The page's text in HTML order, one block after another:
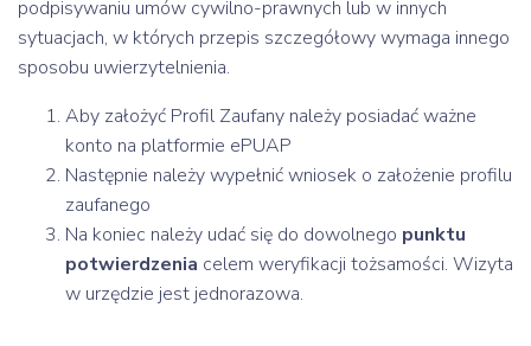
podpisywaniu umów cywilno-prawnych lub w innych
sytuacjach, w których przepis szczegółowy wymaga innego
sposobu uwierzytelnienia.
Aby założyć Profil Zaufany należy posiadać ważne
konto na platformie ePUAP
Następnie należy wypełnić wniosek o założenie profilu
zaufanego
Na koniec należy udać się do dowolnego punktu
potwierdzenia celem weryfikacji tożsamości. Wizyta
w urzędzie jest jednorazowa.